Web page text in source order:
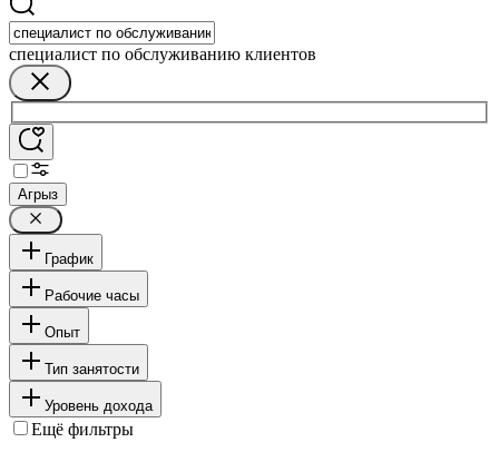
специалист по обслуживанию клиентов
Агрыз
График
Рабочие часы
Опыт
Тип занятости
Уровень дохода
Ещё фильтры